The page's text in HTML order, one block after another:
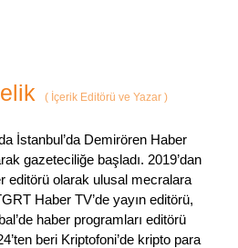
(İçerik Editörü ve Yazar )
İstanbul’da Demirören Haber
gazeteciliğe başladı. 2019’dan
editörü olarak ulusal mecralara
Haber TV’de yayın editörü,
haber programları editörü
beri Kriptofoni’de kripto para